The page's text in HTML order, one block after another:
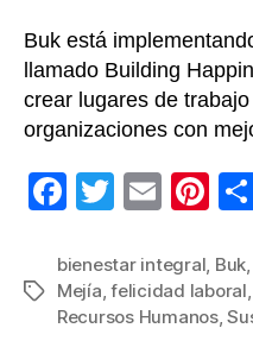
Buk está
llamado Building
crear lugares de
organizaciones con
F
c
e
T
tt
er
E
ail
Pi
er
e
Etiquetas
bienestar integral Buk
Mejía ,felicidad laboral
Recursos Humanos,